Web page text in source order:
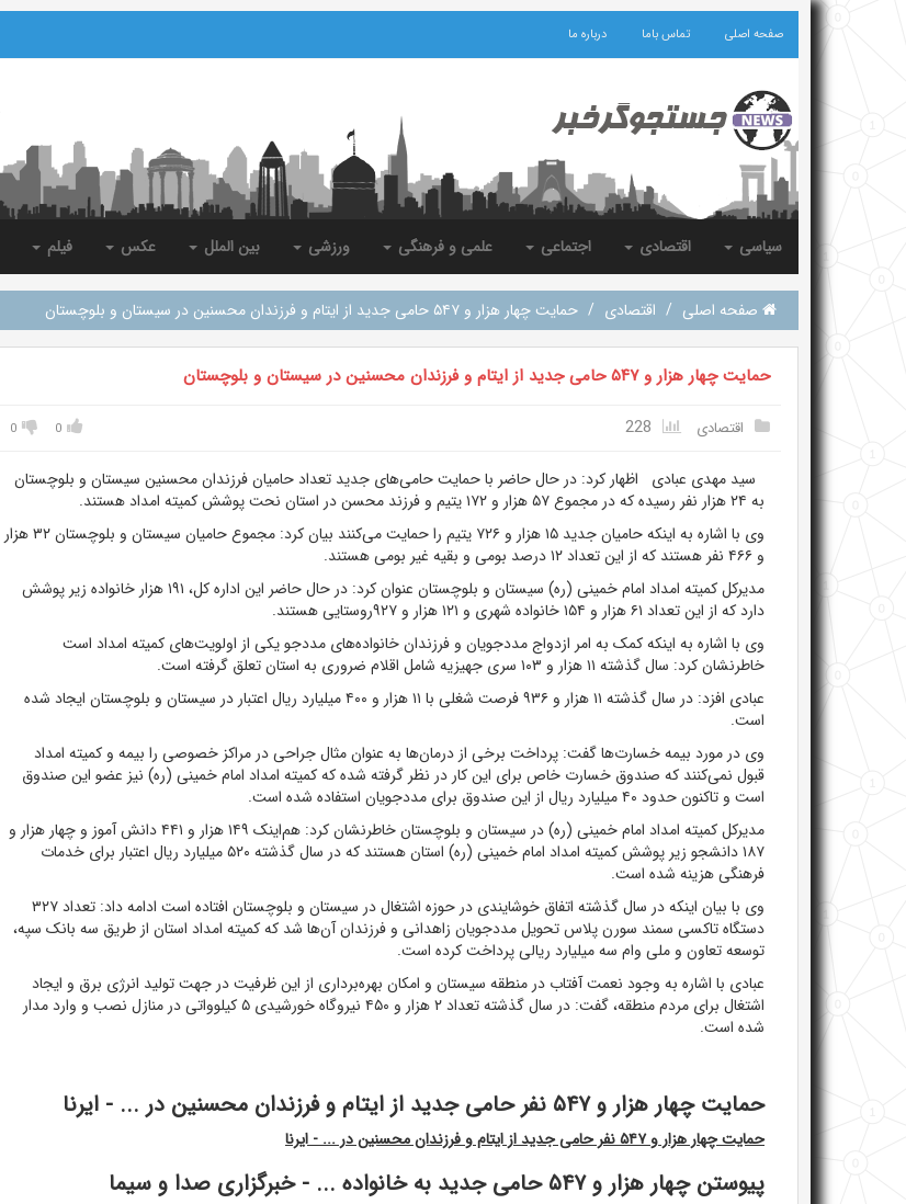
صفحه اصلی تماس باما درباره ما
سیاسی اقتصادی اجتماعی علمی و فرهنگی ورزشی بین الملل عکس فیلم
صفحه اصلی / اقتصادی / حمایت چهار هزار و ۵۴۷ حامی جدید از ایتام و فرزندان محسنین در سیستان و بلوچستان
حمایت چهار هزار و ۵۴۷ حامی جدید از ایتام و فرزندان محسنین در سیستان و بلوچستان
اقتصادی 0
0
سید مهدی عبادی اظهار کرد: در حال حاضر با حمایت حامی‌های جدید تعداد حامیان فرزندان محسنین سیستان و بلوچستان
به ۲۴ هزار نفر رسیده که در مجموع ۵۷ هزار و ۱۷۲ یتیم و فرزند محسن در استان نحت پوشش کمیته امداد هستند.
وی با اشاره به اینکه حامیان جدید ۱۵ هزار و ۷۲۶ یتیم را حمایت می‌کنند بیان کرد: مجموع حامیان سیستان و بلوچستان ۳۲ هزار
و ۴۶۶ نفر هستند که از این تعداد ۱۲ درصد بومی و بقیه غیر بومی هستند.
مدیرکل کمیته امداد امام خمینی (ره) سیستان و بلوچستان عنوان کرد: در حال حاضر این اداره کل، ۱۹۱ هزار خانواده زیر پوشش
دارد که از این تعداد ۶۱ هزار و ۱۵۴ خانواده شهری و ۱۲۱ هزار و ۹۲۷روستایی هستند.
وی با اشاره به اینکه کمک به امر ازدواج مددجویان و فرزندان خانواده‌های مددجو یکی از اولویت‌های کمیته امداد است
خاطرنشان کرد: سال گذشته ۱۱ هزار و ۱۰۳ سری جهیزیه شامل اقلام ضروری به استان تعلق گرفته است.
عبادی افزد: در سال گذشته ۱۱ هزار و ۹۳۶ فرصت شغلی با ۱۱ هزار و ۴۰۰ میلیارد ریال اعتبار در سیستان و بلوچستان ایجاد شده
است.
وی در مورد بیمه خسارت‌ها گفت: پرداخت برخی از درمان‌ها به عنوان مثال جراحی در مراکز خصوصی را بیمه و کمیته امداد
قبول نمی‌کنند که صندوق خسارت خاص برای این کار در نظر گرفته شده که کمیته امداد امام خمینی (ره) نیز عضو این صندوق
است و تاکنون حدود ۴۰ میلیارد ریال از این صندوق برای مددجویان استفاده شده است.
مدیرکل کمیته امداد امام خمینی (ره) در سیستان و بلوچستان خاطرنشان کرد: هم‌اینک ۱۴۹ هزار و ۴۴۱ دانش آموز و چهار هزار و
۱۸۷ دانشجو زیر پوشش کمیته امداد امام خمینی (ره) استان هستند که در سال گذشته ۵۲۰ میلیارد ریال اعتبار برای خدمات
فرهنگی هزینه شده است.
وی با بیان اینکه در سال گذشته اتفاق خوشایندی در حوزه اشتغال در سیستان و بلوچستان افتاده است ادامه داد: تعداد ۳۲۷
دستگاه تاکسی سمند سورن پلاس تحویل مددجویان زاهدانی و فرزندان آن‌ها شد که کمیته امداد استان از طریق سه بانک سپه،
توسعه تعاون و ملی وام سه میلیارد ریالی پرداخت کرده است.
عبادی با اشاره به وجود نعمت آفتاب در منطقه سیستان و امکان بهره‌برداری از این ظرفیت در جهت تولید انرژی برق و ایجاد
اشتغال برای مردم منطقه، گفت: در سال گذشته تعداد ۲ هزار و ۴۵۰ نیروگاه خورشیدی ۵ کیلوواتی در منازل نصب و وارد مدار
شده است.
حمایت چهار هزار و ۵۴۷ نفر حامی جدید از ایتام و فرزندان محسنین در ... - ایرنا
حمایت چهار هزار و ۵۴۷ نفر حامی جدید از ایتام و فرزندان محسنین در ... - ایرنا
پیوستن چهار هزار و ۵۴۷ حامی جدید به خانواده ... - خبرگزاری صدا و سیما